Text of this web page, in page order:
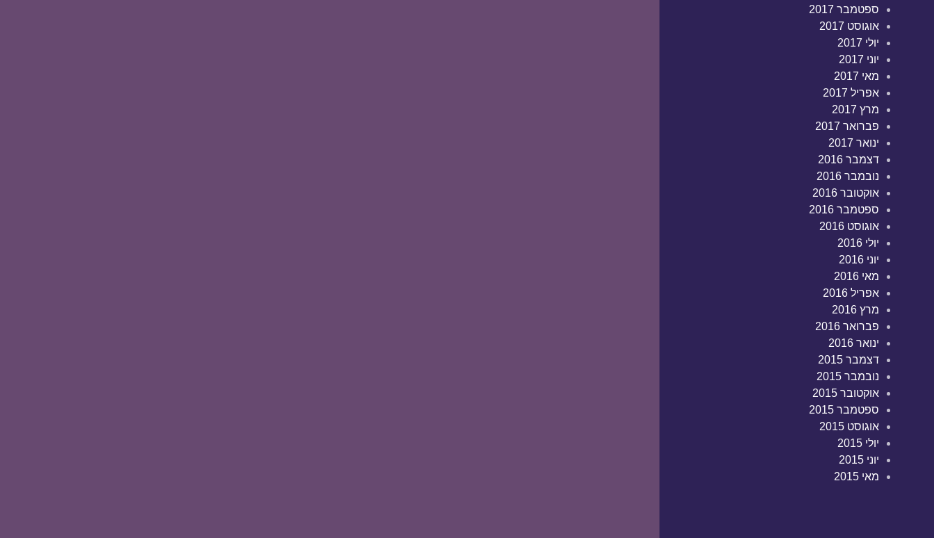
ספטמבר 2017
אוגוסט 2017
יולי 2017
יוני 2017
מאי 2017
אפריל 2017
מרץ 2017
פברואר 2017
ינואר 2017
דצמבר 2016
נובמבר 2016
אוקטובר 2016
ספטמבר 2016
אוגוסט 2016
יולי 2016
יוני 2016
מאי 2016
אפריל 2016
מרץ 2016
פברואר 2016
ינואר 2016
דצמבר 2015
נובמבר 2015
אוקטובר 2015
ספטמבר 2015
אוגוסט 2015
יולי 2015
יוני 2015
מאי 2015